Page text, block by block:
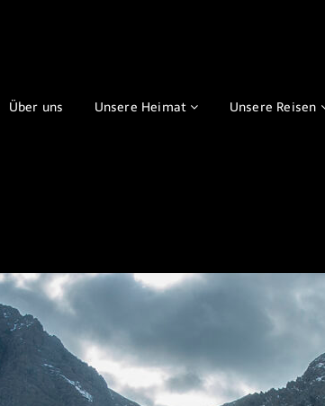
Über uns Unsere Heimat Unsere Reisen